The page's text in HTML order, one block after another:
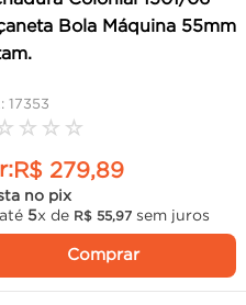
Bola Máquina 55mm
: 17353
☆ ☆ ☆
R$ 279,89
no pix
5x de R$ 55, 97sem juros
Comprar